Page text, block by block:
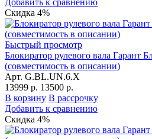
Скидка 4%
Быстрый просмотр
Блокиратор рулевого вала Гарант
(совместимость в описании)
Арт. G.BL.UN.6.X
13999 р. 13500 р.
В корзину В рассрочку
Добавить к сравнению
Скидка 4%